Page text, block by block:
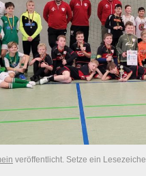
veröffentlicht. Setze ein